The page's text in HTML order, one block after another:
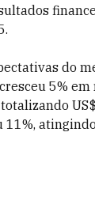
do
5% em